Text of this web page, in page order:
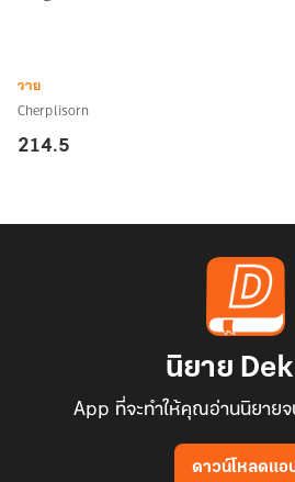
วาย
Cherplisorn
214.5
นิยาย
App ที่จะทำให้คุณอ่านนิยายจ
ดาวน์โหลดแอ